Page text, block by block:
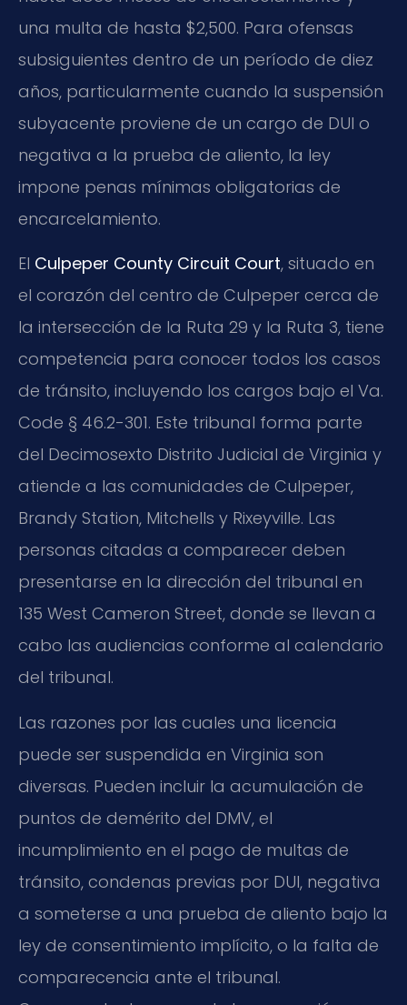
una multa de hasta $2,500. Para ofensas
subsiguientes dentro de un período de diez
años, particularmente cuando la suspensión
subyacente proviene de un cargo de DUI o
negativa a la prueba de aliento, la ley
impone penas mínimas obligatorias de
encarcelamiento.
El Culpeper County Circuit Court, situado en
el corazón del centro de Culpeper cerca de
la intersección de la Ruta 29 y la Ruta 3, tiene
competencia para conocer todos los casos
de tránsito, incluyendo los cargos bajo el Va.
Code § 46.2-301. Este tribunal forma parte
del Decimosexto Distrito Judicial de Virginia y
atiende a las comunidades de Culpeper,
Brandy Station, Mitchells y Rixeyville. Las
personas citadas a comparecer deben
presentarse en la dirección del tribunal en
135 West Cameron Street, donde se llevan a
cabo las audiencias conforme al calendario
del tribunal.
Las razones por las cuales una licencia
puede ser suspendida en Virginia son
diversas. Pueden incluir la acumulación de
puntos de demérito del DMV, el
incumplimiento en el pago de multas de
tránsito, condenas previas por DUI, negativa
a someterse a una prueba de aliento bajo la
ley de consentimiento implícito, o la falta de
comparecencia ante el tribunal.